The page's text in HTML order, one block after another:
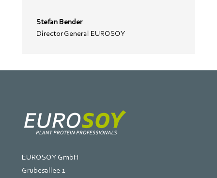
Stefan Bender
Director General EUROSOY
EUROSOY GmbH
Grubesallee 1